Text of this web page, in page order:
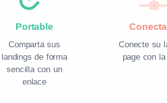
Portable
Comparta sus
landings de forma
sencilla con un
enlace
Conecte su
page con